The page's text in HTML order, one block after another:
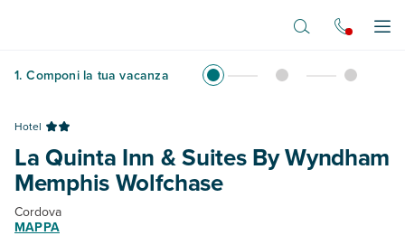
1. Componi la tua vacanza
Hotel
La Quinta Inn & Suites By Wyndham
Memphis Wolfchase
Cordova
MAPPA